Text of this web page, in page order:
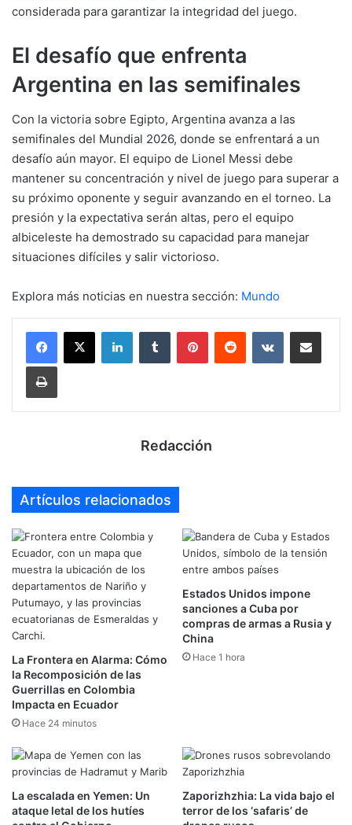
considerada para garantizar la integridad del juego.
El desafío que enfrenta
Argentina en las semifinales
Con la victoria sobre Egipto, Argentina avanza a las
semifinales del Mundial 2026, donde se enfrentará a un
desafío aún mayor. El equipo de Lionel Messi debe
mantener su concentración y nivel de juego para superar a
su próximo oponente y seguir avanzando en el torneo. La
presión y la expectativa serán altas, pero el equipo
albiceleste ha demostrado su capacidad para manejar
situaciones difíciles y salir victorioso.
Explora más noticias en nuestra sección: Mundo
LinkedInTumblr PinterestReddit VKontakteCompartir por mail
Imprimir
Redacción
Artículos relacionados
La Frontera en Alarma: Cómo
la Recomposición de las
Guerrillas en Colombia
Impacta en Ecuador
Hace 24 minutos
Estados Unidos impone
sanciones a Cuba por
compras de armas a Rusia y
China
Hace 1 hora
La escalada en Yemen: Un
ataque letal de los hutíes
Zaporizhzhia: La vida bajo el
terror de los ‘safaris’ de